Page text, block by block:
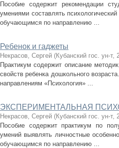
Пособие содержит рекомендации
умениями составлять
обучающимся по направлению ...
Ребенок и гаджеты
Некрасов, Сергей (Кубанский гос. ун-т,
Практикум содержит описание
свойств ребенка дошкольного
направлениям «Психология» ...
ЭКСПЕРИМЕНТАЛЬНАЯ
Некрасов, Сергей (Кубанский гос. ун-т,
Пособие содержит практикум по
умений выявлять личностные
обучающимся по направлению ...